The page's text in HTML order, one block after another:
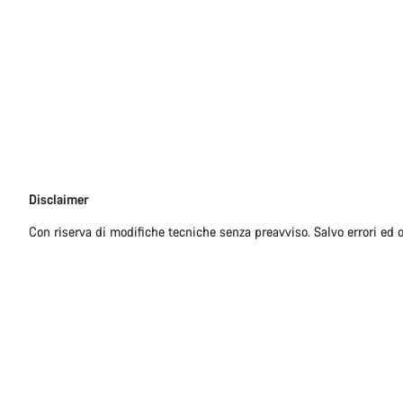
Disclaimer
Disclaimer
Con riserva di modifiche tecniche senza preavviso. Salvo errori ed